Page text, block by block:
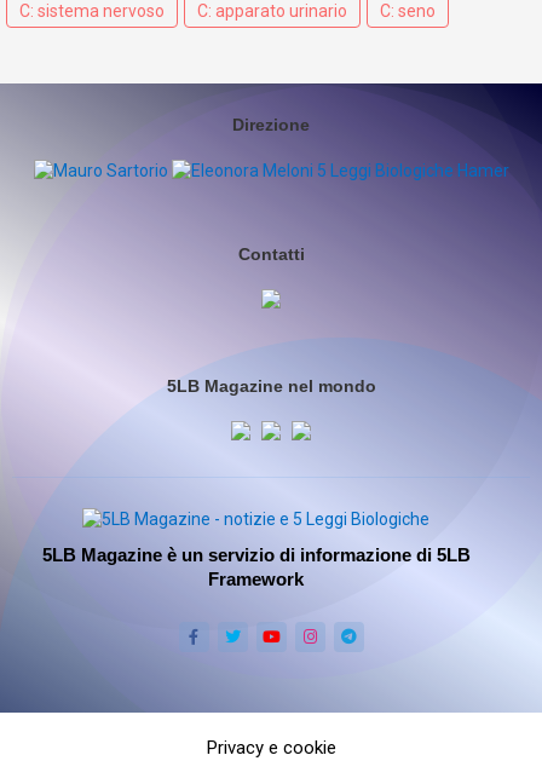
C: sistema nervoso C: apparato urinario C: seno
Direzione
Contatti
5LB Magazine nel mondo
5LB Magazine è un servizio di informazione di 5LB
Framework
Privacy e cookie